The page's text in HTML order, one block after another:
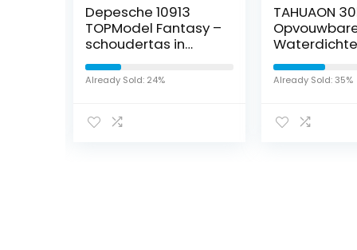
Depesche 10913
TOPModel Fantasy –
schoudertas in
ballet design, met
ritssluiting en in
lengte verstelbare
24 x 10 cm groot
Already Sold: 24%
TAHUAON
Waterdichte
Casual
Hoge
Ultralight
Stevige
Already Sold: 35%